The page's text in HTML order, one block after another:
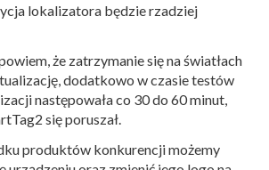
lokalizatora będzie rzadziej
że zatrzymanie się na światłach
dodatkowo w czasie testów
następowała co 30 do 60 minut,
się poruszał.
produktów konkurencji możemy